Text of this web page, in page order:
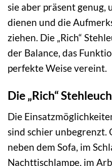
sie aber präsent genug,
dienen und die
ziehen. Die „Rich“
der Balance, das
perfekte Weise vereint.
Die „Rich“
Die
sind schier unbegrenzt.
neben dem Sofa, im
Nachttischlampe, im